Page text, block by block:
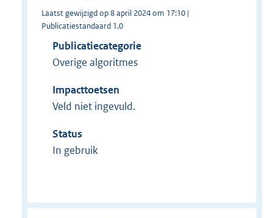
Laatst gewijzigd op 8 april 2024 om 17:10 |
Publicatiestandaard 1.0
Publicatiecategorie
Overige algoritmes
Impacttoetsen
Veld niet ingevuld.
Status
In gebruik